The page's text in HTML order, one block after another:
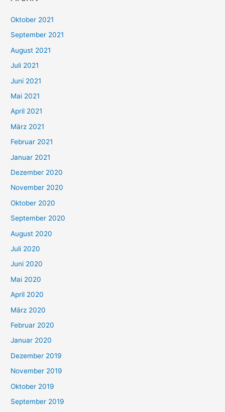
n
n
a
c
h
:
Oktober 2021
September 2021
August 2021
Juli 2021
Juni 2021
Mai 2021
April 2021
März 2021
Februar 2021
Januar 2021
Dezember 2020
November 2020
Oktober 2020
September 2020
August 2020
Juli 2020
Juni 2020
Mai 2020
April 2020
März 2020
Februar 2020
Januar 2020
Dezember 2019
November 2019
Oktober 2019
September 2019